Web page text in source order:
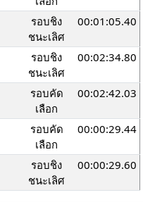
รอบชิง
ชนะเลิศ
00:01:05.40
รอบชิง
ชนะเลิศ
00:02:34.80
รอบคัด
เลือก
00:02:42.03
รอบคัด
เลือก
00:00:29.44
รอบชิง
ชนะเลิศ
00:00:29.60